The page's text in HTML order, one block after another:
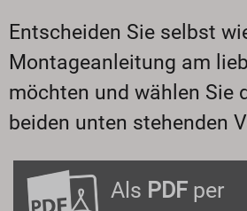
Entscheiden Sie selbst
Montageanleitung am
möchten und wählen Sie
beiden unten stehenden
Als PDF per